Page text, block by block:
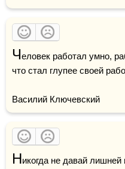
Человек работал умно,
что стал глупее своей
Василий Ключевский
Никогда не давай